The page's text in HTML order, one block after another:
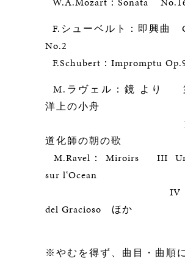
F.シューベルト：即興曲
No.2
F.Schubert：Impromptu
M.ラヴェル：鏡 より
洋上の小舟
第四
道化師の朝の歌
M.Ravel： Miroirs III
sur l‘Ocean
IV
del Gracioso ほか
※やむを得ず、曲目・曲順